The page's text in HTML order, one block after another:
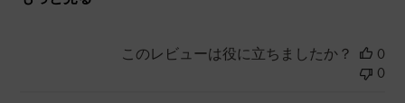
このレビューは役に立ちましたか？
0
0